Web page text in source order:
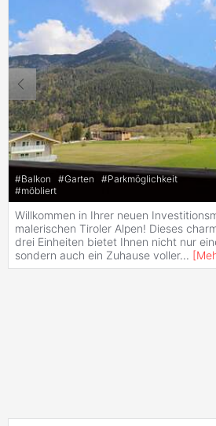
#Balkon #Garten #Parkmöglichkeit
#möbliert
Willkommen in Ihrer neuen
malerischen Tiroler Alpen! Dieses
drei Einheiten bietet Ihnen nicht nur
sondern auch ein Zuhause voller... [